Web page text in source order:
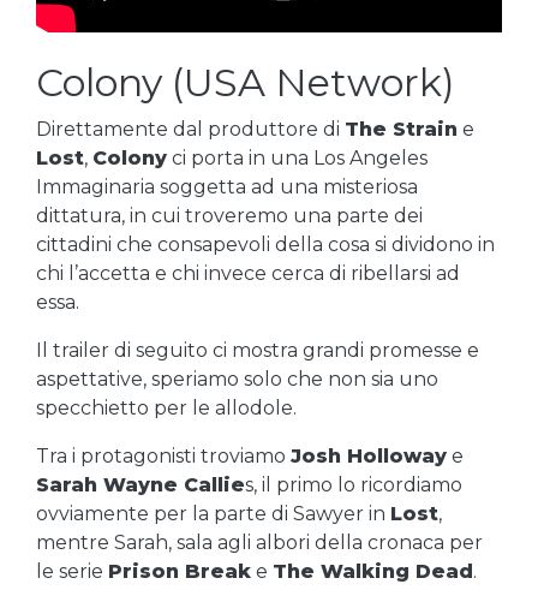
Colony (USA Network)
Direttamente dal produttore di The Strain e
Lost, Colony ci porta in una Los Angeles
Immaginaria soggetta ad una misteriosa
dittatura, in cui troveremo una parte dei
cittadini che consapevoli della cosa si dividono in
chi l’accetta e chi invece cerca di ribellarsi ad
essa.
Il trailer di seguito ci mostra grandi promesse e
aspettative, speriamo solo che non sia uno
specchietto per le allodole.
Tra i protagonisti troviamo Josh Holloway e
Sarah Wayne Callies, il primo lo ricordiamo
ovviamente per la parte di Sawyer in Lost,
mentre Sarah, sala agli albori della cronaca per
le serie Prison Break e The Walking Dead.